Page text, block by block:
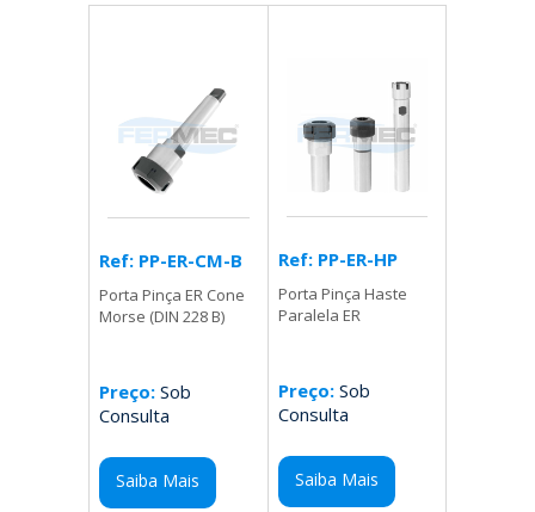
Ref: PP-ER-CM-B
Porta Pinça ER Cone
Morse (DIN 228 B)
Preço: Sob
Consulta
Saiba Mais
Ref: PP-ER-HP
Porta Pinça Haste
Paralela ER
Preço:Sob
Consulta
Saiba Mais